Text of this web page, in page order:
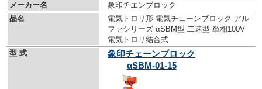
メーカー名
象印チエンブロック
品名
電気トロリ形 電気チェーンブロック アル
ファシリーズ αSBM型 二速型 単相100V
電気トロリ結合式
型 式
象印チェーンブロック
αSBM-01-15